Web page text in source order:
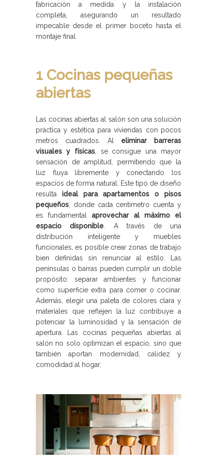
fabricación a medida y la instalación
completa, asegurando un resultado
impecable desde el primer boceto hasta el
montaje final.
1 Cocinas pequeñas
abiertas
Las cocinas abiertas al salón son una solución
práctica y estética para viviendas con pocos
metros cuadrados. Al eliminar barreras
visuales y físicas, se consigue una mayor
sensación de amplitud, permitiendo que la
luz fluya libremente y conectando los
espacios de forma natural. Este tipo de diseño
resulta ideal para apartamentos o pisos
pequeños , donde cada centímetro cuenta y
es fundamental aprovechar al máximo el
espacio disponible . A través de una
distribución inteligente y muebles
funcionales, es posible crear zonas de trabajo
bien definidas sin renunciar al estilo. Las
penínsulas o barras pueden cumplir un doble
propósito: separar ambientes y funcionar
como superficie extra para comer o cocinar.
Además, elegir una paleta de colores clara y
materiales que reflejen la luz contribuye a
potenciar la luminosidad y la sensación de
apertura. Las cocinas pequeñas abiertas al
salón no solo optimizan el espacio, sino que
también aportan modernidad, calidez y
comodidad al hogar.